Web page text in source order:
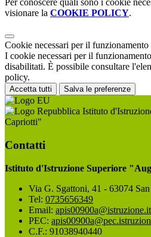
Per conoscere quali sono i cookie
visionare la COOKIE POLICY.
Cookie necessari per il funzionamento
I cookie necessari per il
disabilitati. È possibile consultare
policy.
Accetta tutti Salva le preferenze
Istituto
Capriotti"
Contatti
Istituto d'Istruzione Superiore
Via G. Sgattoni, 41 - 63074
Tel: 0735656349
Email: apis00900a@istruzione.it
PEC:
C.F.: 91038940440